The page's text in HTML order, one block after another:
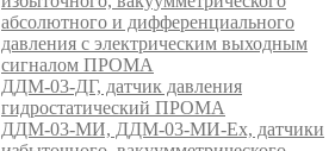
абсолютного и дифференциального
давления с электрическим выходным
сигналом ПРОМА
ДДМ-03-ДГ, датчик давления
гидростатический ПРОМА
ДДМ-03-МИ, ДДМ-03-МИ-Ех, датчики